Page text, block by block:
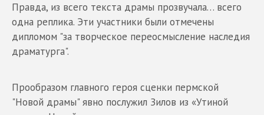
Правда, из всего текста драмы прозвучала… всего
одна реплика. Эти участники были отмечены
дипломом "за творческое переосмысление наследия
драматурга".
Прообразом главного героя сценки пермской
"Новой драмы" явно послужил Зилов из «Утиной